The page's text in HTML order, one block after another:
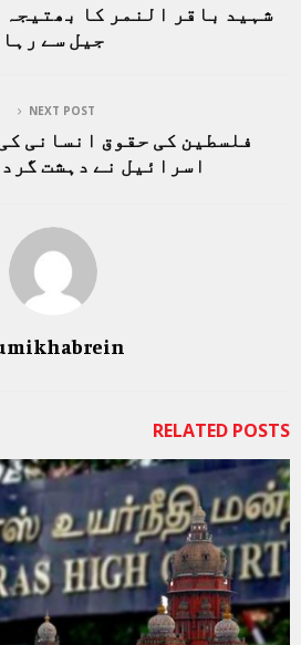
شہید باقر النمر کا
جیل سے رہا
NEXT POST
فلسطین کی حقوق انسانی
اسرائیل نے دہشت
RELATED POSTS